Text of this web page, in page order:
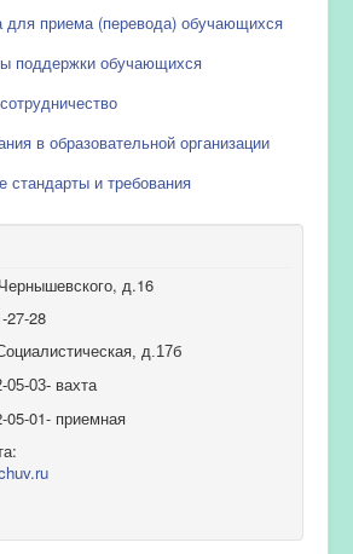
для приема (перевода) обучающихся
поддержки обучающихся
в образовательной организации
стандарты и требования
д.16
27-28
д.17б
05-03- вахта
05-01- приемная